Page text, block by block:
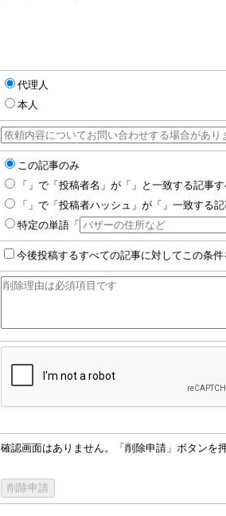
代理人
本人
この記事のみ
「」で「投稿者名」が「」と一致する記事
「」で「投稿者ハッシュ」が「」一致する
特定の単語「
今後投稿するすべての記事に対してこの条
確認画面はありません。「削除申請」ボタンを